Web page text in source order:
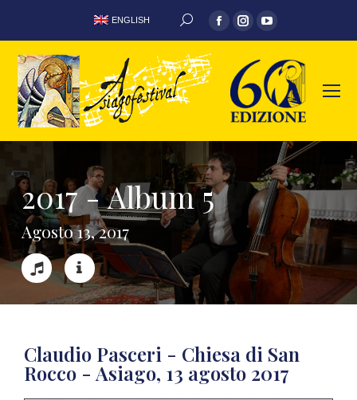
ENGLISH
2017-Album5
Agosto13,2017
Claudio Pasceri - Chiesa di San
Rocco - Asiago, 13 agosto 2017